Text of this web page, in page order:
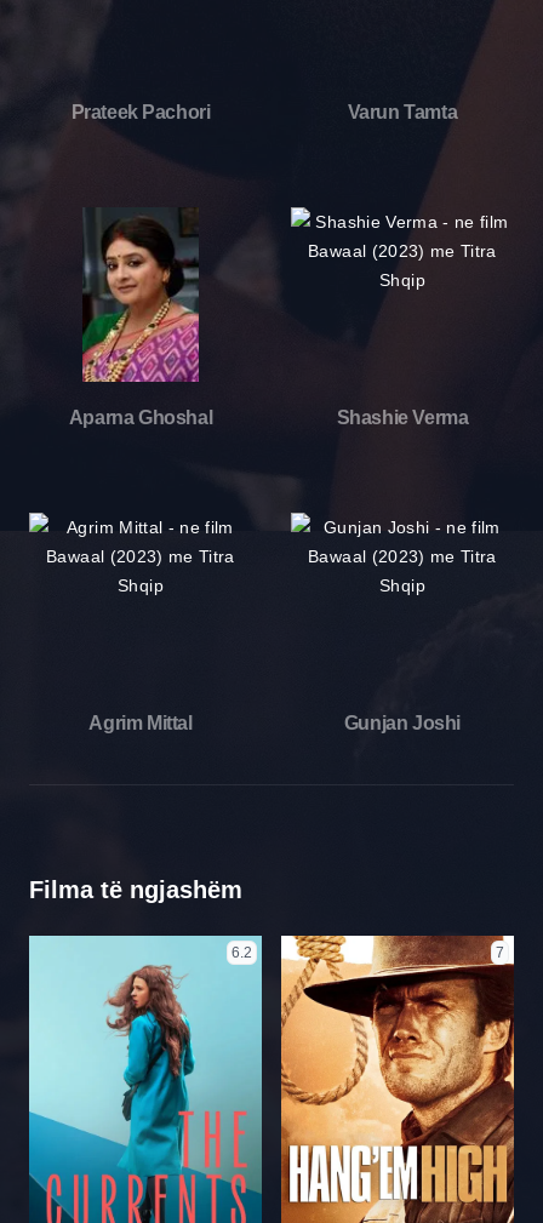
Prateek Pachori Varun Tamta
Aparna Ghoshal Shashie Verma
Agrim Mittal Gunjan Joshi
Filma të ngjashëm
6.2 7